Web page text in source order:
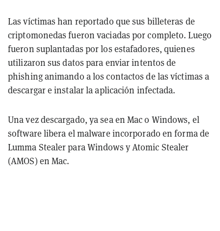
Las víctimas han reportado que sus billeteras de
criptomonedas fueron vaciadas por completo. Luego
fueron suplantadas por los estafadores, quienes
utilizaron sus datos para enviar intentos de
phishing animando a los contactos de las víctimas a
descargar e instalar la aplicación infectada.
Una vez descargado, ya sea en Mac o Windows, el
software libera el malware incorporado en forma de
Lumma Stealer para Windows y Atomic Stealer
(AMOS) en Mac.